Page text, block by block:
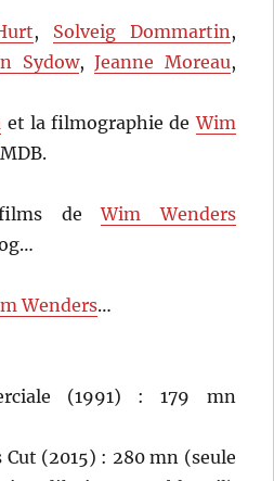
, Solveig Dommartin,
Sydow,Jeanne Moreau,
et la filmographie deWim
films deWim Wenders
Wenders…
(1991) : 179 mn
(2015) : 280 mn (seule